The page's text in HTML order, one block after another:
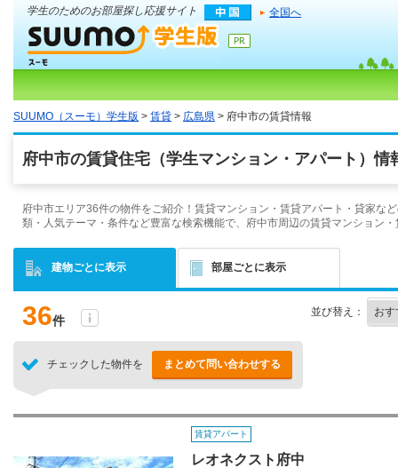
学生のためのお部屋探し応援サイト 全国へ
SUUMO（スーモ）学生版 > 賃貸 > 広島県 > 府中市の賃貸情報
府中市の賃貸住宅（学生マンション・アパート）情
府中市エリア36件の物件をご紹介！賃貸マンション・賃貸アパート・貸家な
類・人気テーマ・条件など豊富な検索機能で、府中市周辺の賃貸マンション
建物ごとに表示 部屋ごとに表示
36件
並び替え：
チェックした物件を まとめて問い合わせする
賃貸アパート
レオネクスト府中